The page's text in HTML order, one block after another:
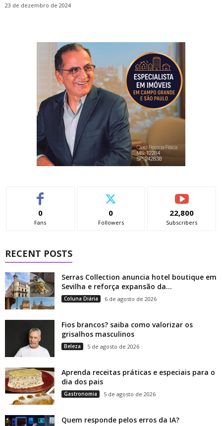
23 de dezembro de 2024
0
Fans
0
Followers
22,800
Subscribers
RECENT POSTS
Serras Collection anuncia hotel boutique em
Sevilha e reforça expansão da...
Coluna Diária 6 de agosto de 2026
Fios brancos? saiba como valorizar os
grisalhos masculinos
Beleza 5 de agosto de 2026
Aprenda receitas práticas e especiais para o
dia dos pais
Gastronomia 5 de agosto de 2026
Quem responde pelos erros da IA?